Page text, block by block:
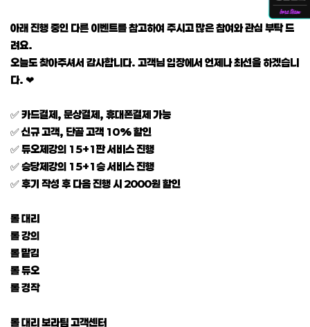
아래 진행 중인 다른 이벤트를 참고하여 주시고 많은 참여와 관심 부탁 드
려요.
오늘도 찾아주셔서 감사합니다. 고객님 입장에서 언제나 최선을 하겠습니
다. ❤
✅ 카드결제, 문상결제, 휴대폰결제 가능
✅ 신규 고객, 단골 고객 10% 할인
✅ 듀오제강의 15+1판 서비스 진행
✅ 승당제강의 15+1승 서비스 진행
✅ 후기 작성 후 다음 진행 시 2000원 할인
롤 대리
롤 강의
롤 맡김
롤 듀오
롤 경작
롤 대리 보라팀 고객센터